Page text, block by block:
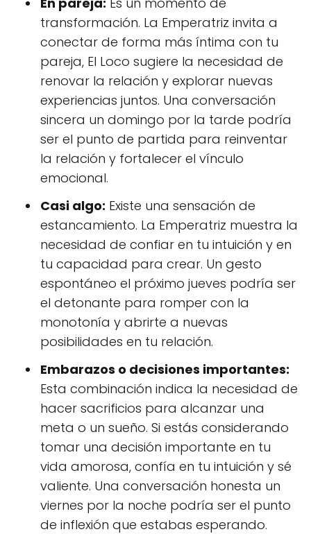
transformación. La Emperatriz invita a
conectar de forma más íntima con tu
pareja, El Loco sugiere la necesidad de
renovar la relación y explorar nuevas
experiencias juntos. Una conversación
sincera un domingo por la tarde podría
ser el punto de partida para reinventar
la relación y fortalecer el vínculo
emocional.
Casi algo: Existe una sensación de
estancamiento. La Emperatriz muestra la
necesidad de confiar en tu intuición y en
tu capacidad para crear. Un gesto
espontáneo el próximo jueves podría ser
el detonante para romper con la
monotonía y abrirte a nuevas
posibilidades en tu relación.
Embarazos o decisiones importantes:
Esta combinación indica la necesidad de
hacer sacrificios para alcanzar una
meta o un sueño. Si estás considerando
tomar una decisión importante en tu
vida amorosa, confía en tu intuición y sé
valiente. Una conversación honesta un
viernes por la noche podría ser el punto
de inflexión que estabas esperando.